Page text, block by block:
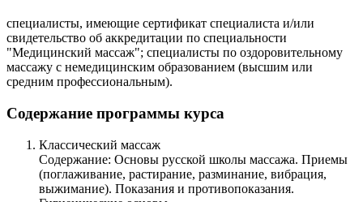
специалисты, имеющие сертификат специалиста и/или
свидетельство об аккредитации по специальности
"Медицинский массаж"; специалисты по оздоровительному
массажу с немедицинским образованием (высшим или
средним профессиональным).
Содержание программы курса
Классический массаж
Содержание: Основы русской школы массажа. Приемы
(поглаживание, растирание, разминание, вибрация,
выжимание). Показания и противопоказания.